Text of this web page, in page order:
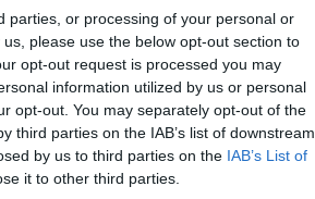
parties, or processing of your personal or
please use the below opt-out section to
opt-out request is processed you may
information utilized by us or personal
opt-out. You may separately opt-out of the
third parties on the IAB’s list of downstream
by us to third parties on the IAB’s List of
it to other third parties.
jsou ode